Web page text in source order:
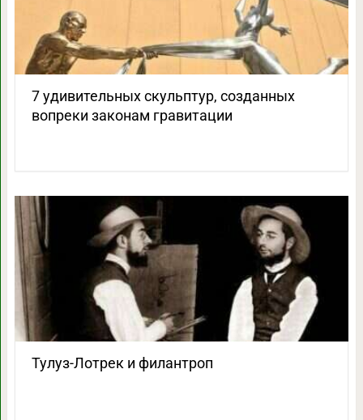
7 удивительных скульптур, созданных
вопреки законам гравитации
Тулуз-Лотрек и филантроп